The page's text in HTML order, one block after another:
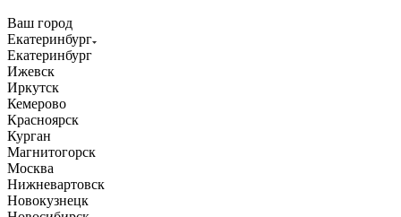
Ваш город
Екатеринбург
Екатеринбург
Ижевск
Иркутск
Кемерово
Красноярск
Курган
Магнитогорск
Москва
Нижневартовск
Новокузнецк